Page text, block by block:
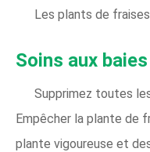
Les plants de
Soins aux
Supprimez toutes
Empêcher la plante de
plante vigoureuse et